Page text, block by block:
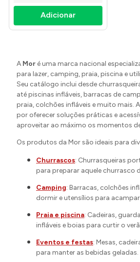
A Mor é uma marca nacional
para lazer, camping, praia, piscina e
Seu catálogo inclui desde
até piscinas infláveis, barracas de
praia, colchões infláveis e muito mais.
por oferecer soluções práticas e
aproveitar ao máximo os momentos
Os produtos da Mor são ideais para
Churrascos: Churrasqueiras
para preparar aquele churrasco
Camping: Barracas, colchões
dormir e utensílios para
Praia e piscina: Cadeiras,
infláveis e boias para curtir o
Eventos e festas: Mesas,
para manter as bebidas geladas.